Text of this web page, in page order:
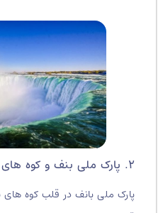
پارک ملی بانف در قلب کوه های